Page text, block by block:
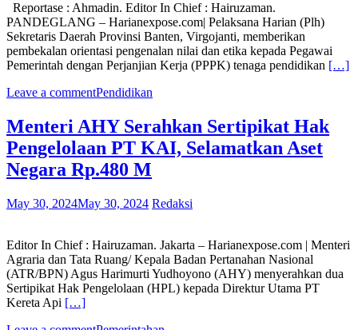
Reportase : Ahmadin. Editor In Chief : Hairuzaman.
PANDEGLANG – Harianexpose.com| Pelaksana Harian (Plh)
Sekretaris Daerah Provinsi Banten, Virgojanti, memberikan
pembekalan orientasi pengenalan nilai dan etika kepada Pegawai
Pemerintah dengan Perjanjian Kerja (PPPK) tenaga pendidikan […]
Leave a commentPendidikan
Menteri AHY Serahkan Sertipikat Hak
Pengelolaan PT KAI, Selamatkan Aset
Negara Rp.480 M
May 30, 2024May 30, 2024 Redaksi
Editor In Chief : Hairuzaman. Jakarta – Harianexpose.com | Menteri
Agraria dan Tata Ruang/ Kepala Badan Pertanahan Nasional
(ATR/BPN) Agus Harimurti Yudhoyono (AHY) menyerahkan dua
Sertipikat Hak Pengelolaan (HPL) kepada Direktur Utama PT
Kereta Api […]